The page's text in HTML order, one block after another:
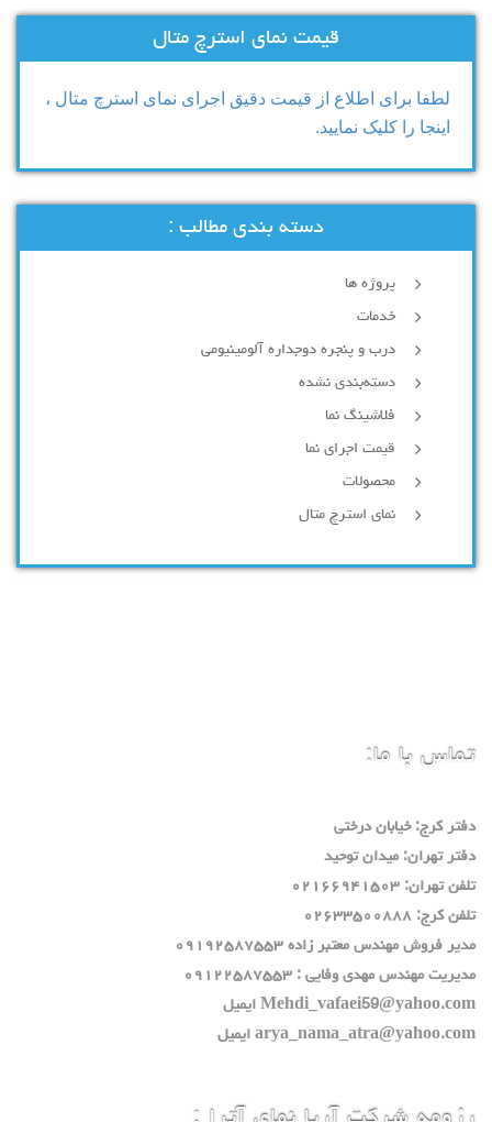
قیمت نمای استرچ متال
لطفا برای اطلاع از قیمت دقیق اجرای نمای استرچ متال ،
اینجا را کلیک نمایید.
دسته بندی مطالب :
پروژه ها
خدمات
درب و پنجره دوجداره آلومینیومی
دسته‌بندی نشده
فلاشینگ نما
قیمت اجرای نما
محصولات
نمای استرچ متال
تماس با ما:
دفتر كرج: خيابان درختي
دفتر تهران: ميدان توحيد
تلفن تهران: ٠٢١٦٦٩٤١٥٠٣
تلفن كرج: ٠٢٦٣٣٥٠٠٨٨٨
مدير فروش مهندس معتبر زاده ٠٩١٩٢٥٨٧٥٥٣
مديريت مهندس مهدي وفايي : ٠٩١٢٢٥٨٧٥٥٣
Mehdi_vafaei59@yahoo.com ايميل
arya_nama_atra@yahoo.com ايميل